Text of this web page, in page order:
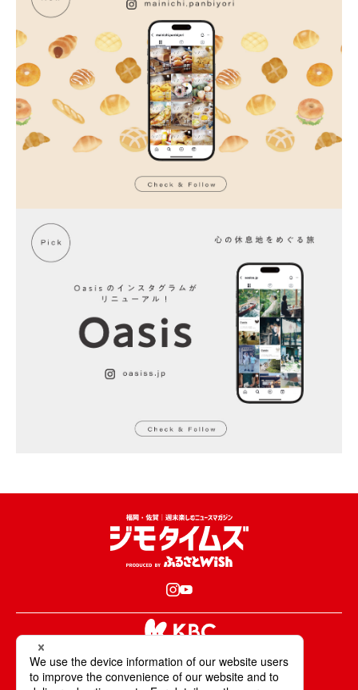
KBCが取材・撮影した情報・映像は国内外の
テレビ・ラジオ・インターネットなどで放送・配信します。